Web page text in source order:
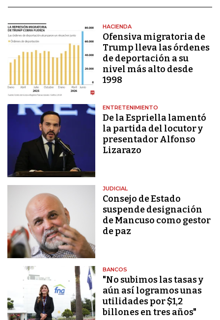
HACIENDA
Ofensiva migratoria de
Trump lleva las órdenes
de deportación a su
nivel más alto desde
1998
ENTRETENIMIENTO
De la Espriella lamentó
la partida del locutor y
presentador Alfonso
Lizarazo
JUDICIAL
Consejo de Estado
suspende designación
de Mancuso como gestor
de paz
BANCOS
"No subimos las tasas y
aún así logramos unas
utilidades por $1,2
billones en tres años"